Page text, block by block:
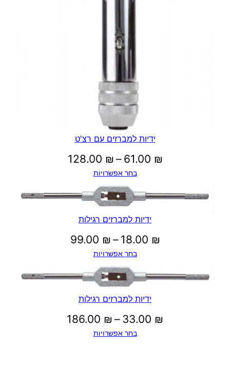
ידיות למברזים עם רצ'ט
61.00 ₪
–
128.00 ₪
⁦61.00 ₪⁩
בחר אפשרויות
ידיות למברזים רגילות
18.00 ₪
–
99.00 ₪
⁦18.00 ₪⁩
בחר אפשרויות
ידיות למברזים רגילות
33.00 ₪
–
186.00 ₪
בחר אפשרויות